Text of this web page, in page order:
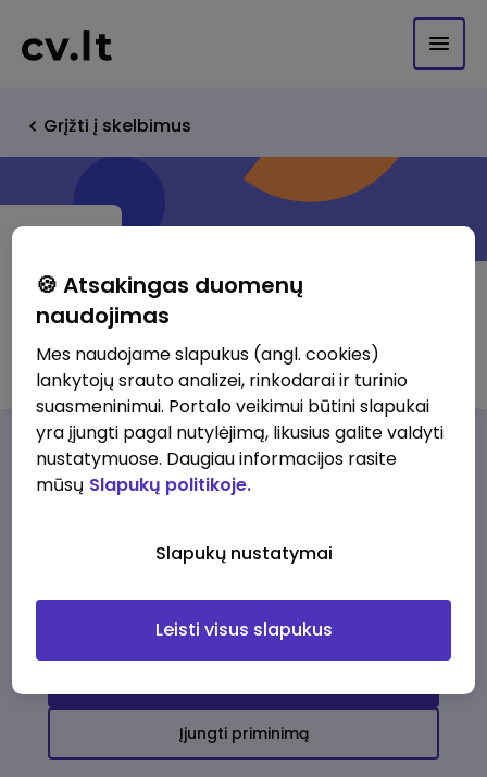
Grįžti į skelbimus
UAB "Koliz laikrodžiai"
Darbo pasiūlymaiApie musPrivalumai
darbo pasiūlymų
Įjungti priminimą
🍪 Atsakingas duomenų
naudojimas
Mes naudojame slapukus (angl. cookies)
lankytojų srauto analizei, rinkodarai ir turinio
suasmeninimui. Portalo veikimui būtini slapukai
yra įjungti pagal nutylėjimą, likusius galite valdyti
nustatymuose. Daugiau informacijos rasite
mūsų Slapukų politikoje.
Slapukų nustatymai
Leisti visus slapukus